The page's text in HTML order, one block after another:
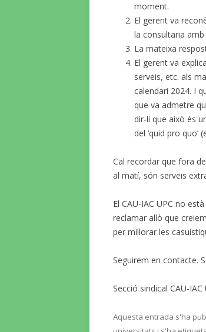
moment.
El gerent va
la consultaria
La mateixa
El gerent va
serveis, etc. als
calendari 2024. I
que va admetre
dir-li que això és
del ‘quid pro
Cal recordar que fora
al matí, són serveis
El CAU-IAC UPC no
reclamar allò que
per millorar les
Seguirem en contacte.
Secció sindical CAU-
Aquesta entrada s'ha